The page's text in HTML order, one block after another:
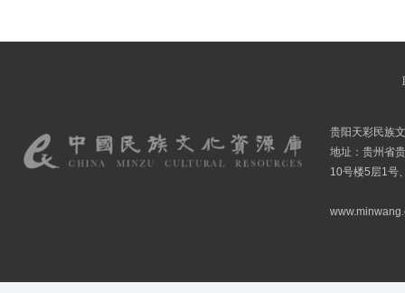
贵阳天彩民族
地址：贵州省
10号楼5层1号